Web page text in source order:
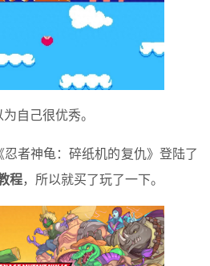
自己很优秀。
者神龟：碎纸机的复仇》登陆了
程，所以就买了玩了一下。